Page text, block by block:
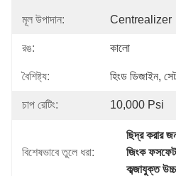
মূল উপাদান: Centrealizer
রঙ: কালো
বৈশিষ্ট্য: হিংড ডিজাইন,
চাপ রেটিং: 10,000 Psi
বিশেষভাবে তুলে ধরা:
ছিদ্র করার
জিংক
কব্জাযুক্ত